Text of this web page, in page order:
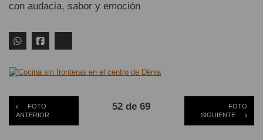
con audacia, sabor y emoción
FOTO
ANTERIOR
52 de 69
FOTO
SIGUIENTE